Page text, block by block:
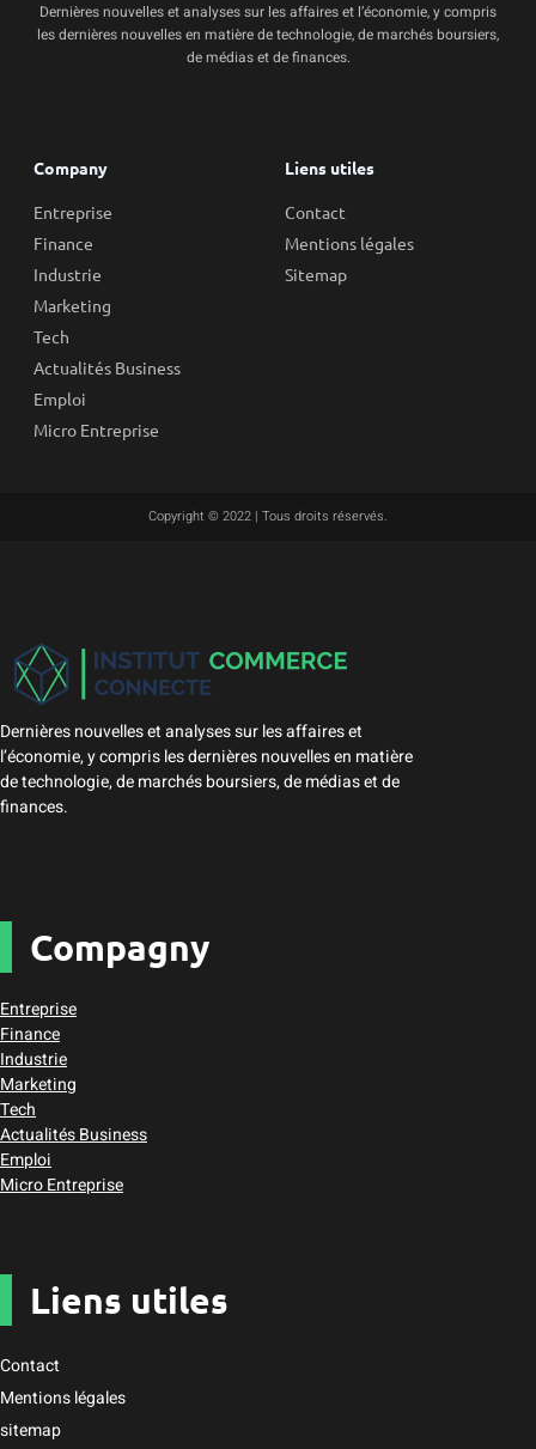
Dernières nouvelles et analyses sur les affaires et l’économie, y compris
les dernières nouvelles en matière de technologie, de marchés boursiers,
de médias et de finances.
Company
Entreprise
Finance
Industrie
Marketing
Tech
Actualités Business
Emploi
Micro Entreprise
Liens utiles
Contact
Mentions légales
Sitemap
Copyright © 2022 | Tous droits réservés.
Dernières nouvelles et analyses sur les affaires et
l’économie, y compris les dernières nouvelles en matière
de technologie, de marchés boursiers, de médias et de
finances.
Compagny
Entreprise
Finance
Industrie
Marketing
Tech
Actualités Business
Emploi
Micro Entreprise
Liens utiles
Contact
Mentions légales
sitemap